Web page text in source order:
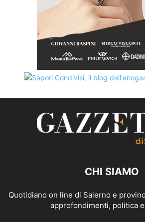
CHI SIAMO
Quotidiano on line di Salerno e
approfondimenti, politica